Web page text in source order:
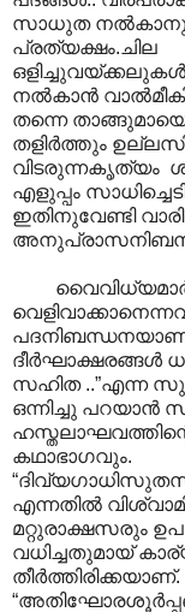
സാധുത
പ്രത്യക്ഷം.ചില
നല്‍കാന്‍
തന്നെ
തളിര്‍ത്തും
വിടരുന്നകൃത്യം
എളുപ്പം
ഇതിനുവേണ്ടി
പദനിബന്ധനയാണ്
ദീർഘാക്ഷരങ്ങൾ
സഹിത ..”എന്ന
ഒന്നിച്ചു പറയാന്‍
കഥാഭാഗവും.
എന്നതില്‍
മറ്റുരാക്ഷസരും
വധിച്ചതുമായ്
തീര്‍ത്തിരിക്കയാണ്.